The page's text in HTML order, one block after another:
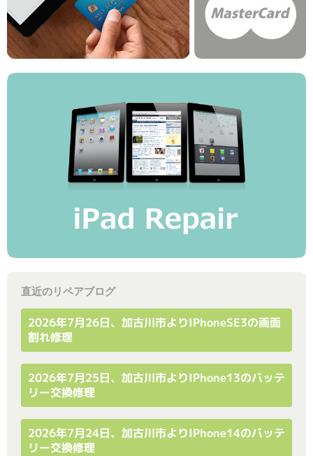
直近のリペアブログ
2026年7月26日、加古川市よりiPhoneSE3の画面
割れ修理
2026年7月25日、加古川市よりiPhone13のバッテ
リー交換修理
2026年7月24日、加古川市よりiPhone14のバッテ
リー交換修理